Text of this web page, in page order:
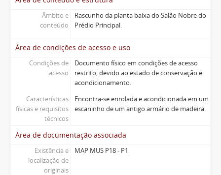
Âmbito e
conteúdo
Rascunho da planta baixa do Salão Nobre do
Prédio Principal.
Área de condições de acesso e uso
Condições de
acesso
Documento físico em condições de acesso
restrito, devido ao estado de conservação e
acondicionamento.
Características
físicas e requisitos
técnicos
Encontra-se enrolada e acondicionada em um
escaninho de um antigo armário de madeira.
Área de documentação associada
Existência e
localização de
originais
MAP MUS P18 - P1